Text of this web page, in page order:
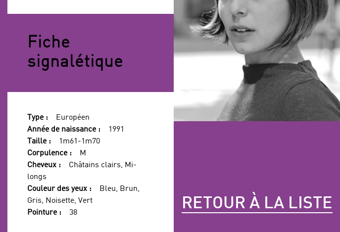
Fiche
signalétique
Type :
Européen
Année de naissance :
1991
Taille :
1m61-1m70
Corpulence :
M
Cheveux :
Châtains clairs, Mi-
longs
Couleur des yeux :
Bleu, Brun,
Gris, Noisette, Vert
Pointure :
38
RETOUR À LA LISTE